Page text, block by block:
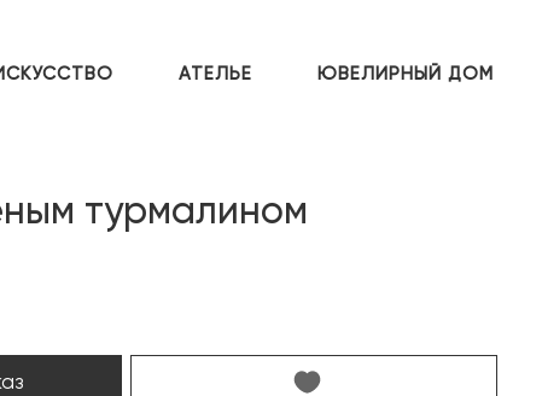
АТЕЛЬЕ ЮВЕЛИРНЫЙ ДОМ
турмалином